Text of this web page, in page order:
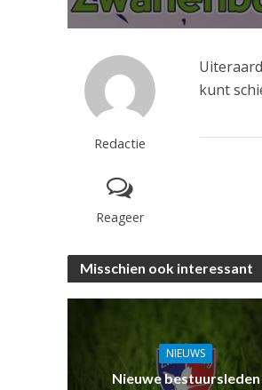
Redactie
Reageer
kunt
Misschien ook interessant
NIEUWS
Nieuwe bestuursleden